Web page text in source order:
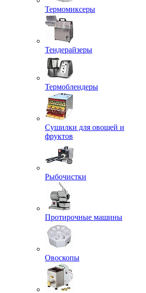
Термомиксеры
Тендерайзеры
Термоблендеры
Сушилки для овощей и
фруктов
Рыбочистки
Протирочные машины
Овоскопы